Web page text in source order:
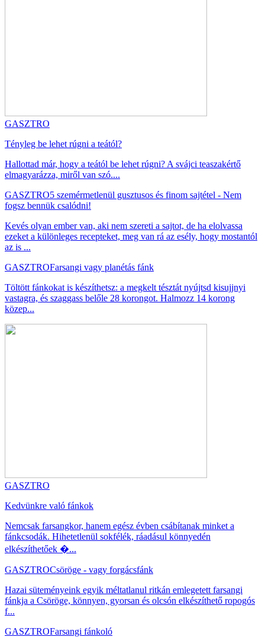
GASZTRO
Tényleg be lehet rúgni a teától?
Hallottad már, hogy a teától be lehet rúgni? A svájci teaszakértő
elmagyarázza, miről van szó....
GASZTRO5 szemérmetlenül gusztusos és finom sajtétel - Nem
fogsz bennük csalódni!
Kevés olyan ember van, aki nem szereti a sajtot, de ha elolvassa
ezeket a különleges recepteket, meg van rá az esély, hogy mostantól
az is ...
GASZTROFarsangi vagy planétás fánk
Töltött fánkokat is készíthetsz: a megkelt tésztát nyújtsd kisujjnyi
vastagra, és szaggass belőle 28 korongot. Halmozz 14 korong
közep...
GASZTRO
Kedvünkre való fánkok
Nemcsak farsangkor, hanem egész évben csábítanak minket a
fánkcsodák. Hihetetlenül sokfélék, ráadásul könnyedén
elkészíthetőek �...
GASZTROCsöröge - vagy forgácsfánk
Hazai süteményeink egyik méltatlanul ritkán emlegetett farsangi
fánkja a Csöröge, könnyen, gyorsan és olcsón elkészíthető ropogós
f...
GASZTROFarsangi fánkoló